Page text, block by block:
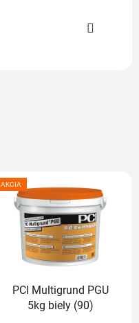
AKCIA
PCI Multigrund PGU
5kg biely (90)